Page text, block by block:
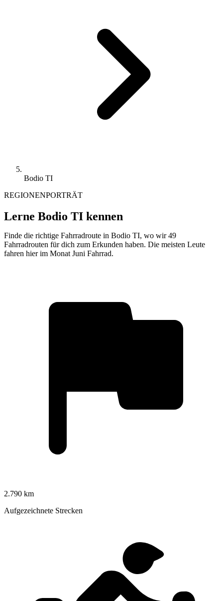
Bodio TI
REGIONENPORTRÄT
Lerne Bodio TI kennen
Finde die richtige Fahrradroute in Bodio TI, wo wir 49
Fahrradrouten für dich zum Erkunden haben. Die meisten Leute
fahren hier im Monat Juni Fahrrad.
2.790 km
Aufgezeichnete Strecken